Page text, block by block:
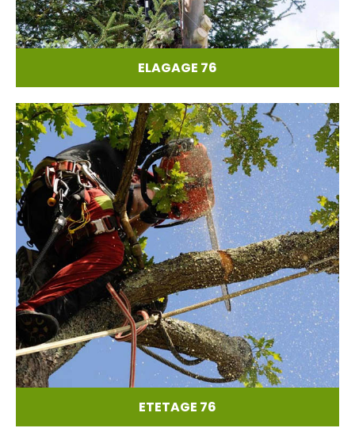
ELAGAGE 76
ETETAGE 76